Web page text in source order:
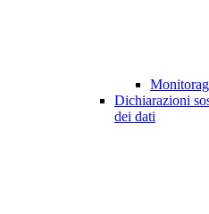
Dichiarazioni
dei dati